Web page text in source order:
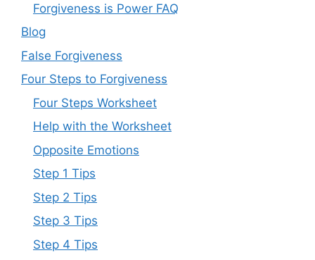
Forgiveness is Power FAQ
Blog
False Forgiveness
Four Steps to Forgiveness
Four Steps Worksheet
Help with the Worksheet
Opposite Emotions
Step 1 Tips
Step 2 Tips
Step 3 Tips
Step 4 Tips